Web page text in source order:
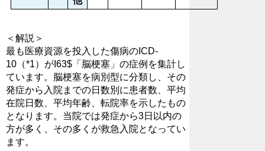
＜解説＞
最も医療資源を投入した傷病のICD-
10（*1）がI63$「脳梗塞」の症例を集計し
ています。脳梗塞を病別型に分類し、その
発症から入院までの日数別に患者数、平均
在院日数、平均年齢、転院率を示したもの
となります。当院では発症から3日以内の
方が多く、その多くが救急入院となってい
ます。